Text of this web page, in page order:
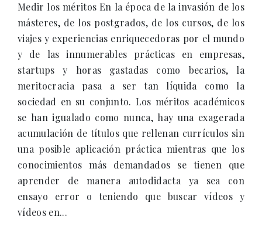
Medir los méritos En la época de la invasión de los
másteres, de los postgrados, de los cursos, de los
viajes y experiencias enriquecedoras por el mundo
y de las innumerables prácticas en empresas,
startups y horas gastadas como becarios, la
meritocracia pasa a ser tan líquida como la
sociedad en su conjunto. Los méritos académicos
se han igualado como nunca, hay una exagerada
acumulación de títulos que rellenan currículos sin
una posible aplicación práctica mientras que los
conocimientos más demandados se tienen que
aprender de manera autodidacta ya sea con
ensayo error o teniendo que buscar vídeos y
vídeos en...